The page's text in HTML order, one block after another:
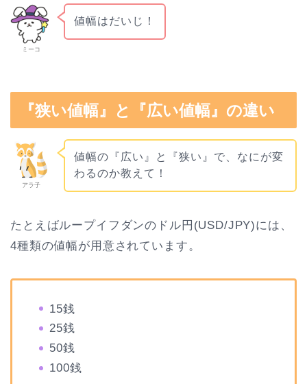
ミーコ
値幅はだいじ！
『狭い値幅』と『広い値幅』の違い
アラ子
値幅の『広い』と『狭い』で、なにが変
わるのか教えて！
たとえばループイフダンのドル円(USD/JPY)には、
4種類の値幅が用意されています。
15銭
25銭
50銭
100銭